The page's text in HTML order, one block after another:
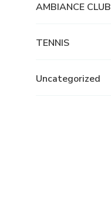
AMBIANCE CLUB
TENNIS
Uncategorized